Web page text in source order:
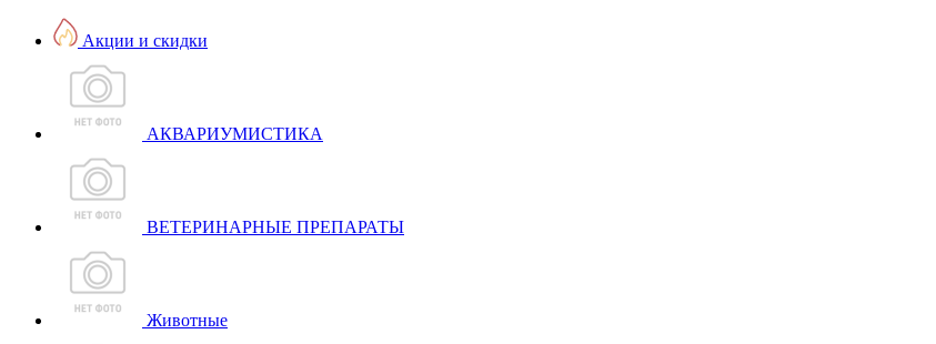
Акции и скидки
АКВАРИУМИСТИКА
ВЕТЕРИНАРНЫЕ ПРЕПАРАТЫ
Животные